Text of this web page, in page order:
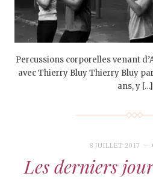
Percussions corporelles venant
avec Thierry Bluy Thierry Bluy
ans, y […]
8 JUILLET 2017
Les derniers